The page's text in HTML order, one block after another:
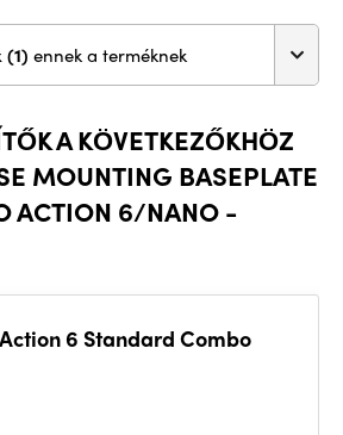
Egyéb változatok (1) ennek a terméknek
A KÖVETKEZŐKHÖZ
MOUNTING BASEPLATE
ACTION 6/NANO -
6 Standard Combo